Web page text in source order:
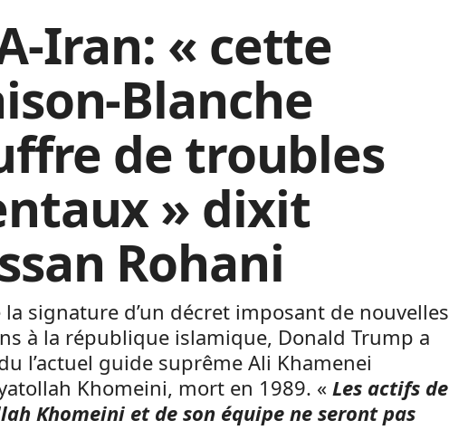
Iran: « cette
Blanche
de troubles
» dixit
Rohani
la signature d’un décret imposant de nouvelles
à la république islamique, Donald Trump a
l’actuel guide suprême Ali Khamenei
Khomeini, mort en 1989. « Les actifs de
Khomeini et de son équipe ne seront pas